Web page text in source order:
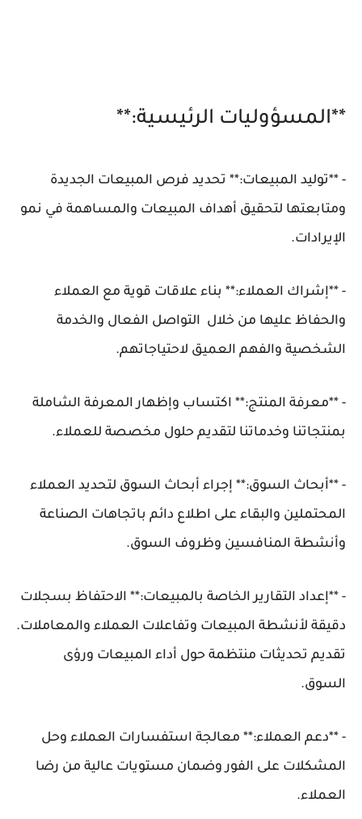
**المسؤوليات الرئيسية:**
- **توليد المبيعات:** تحديد فرص المبيعات الجديدة
ومتابعتها لتحقيق أهداف المبيعات والمساهمة في نمو
الإيرادات.
- **إشراك العملاء:** بناء علاقات قوية مع العملاء
والحفاظ عليها من خلال التواصل الفعال والخدمة
الشخصية والفهم العميق لاحتياجاتهم.
- **معرفة المنتج:** اكتساب وإظهار المعرفة الشاملة
بمنتجاتنا وخدماتنا لتقديم حلول مخصصة للعملاء.
- **أبحاث السوق:** إجراء أبحاث السوق لتحديد العملاء
المحتملين والبقاء على اطلاع دائم باتجاهات الصناعة
وأنشطة المنافسين وظروف السوق.
- **إعداد التقارير الخاصة بالمبيعات:** الاحتفاظ بسجلات
دقيقة لأنشطة المبيعات وتفاعلات العملاء والمعاملات.
تقديم تحديثات منتظمة حول أداء المبيعات ورؤى
السوق.
- **دعم العملاء:** معالجة استفسارات العملاء وحل
المشكلات على الفور وضمان مستويات عالية من رضا
العملاء.